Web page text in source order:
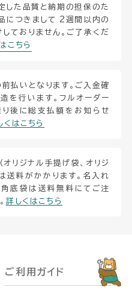
した品質と納期の担保のた
につきまして 2週間以内の
ておりません。ご了承くだ
こちら
払いとなります。ご入金確
を行います。フルオーダー
り後に総支払額をお知らせ
くはこちら
オリジナル手提げ袋、オリジ
送料がかかります。名入れ
角底袋は送料無料にてご注
詳しくはこちら
ご利用ガイド